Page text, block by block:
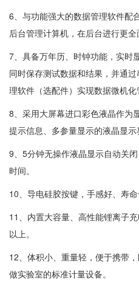
6、与功能强大的数据管理软件配
后台管理计算机，在后台进行更全
7、具备万年历、时钟功能，实时
同时保存测试数据和结果，并通
理软件（选配件）实现数据微机化
8、采用大屏幕进口彩色液晶作为
提示信息、多参量显示的液晶显示
9、5分钟无操作液晶显示自动关
时间。
10、导电硅胶按键，手感好、寿
11、内置大容量、高性能锂离子
以上。
12、体积小、重量轻，便于携带
做实验室的标准计量设备。